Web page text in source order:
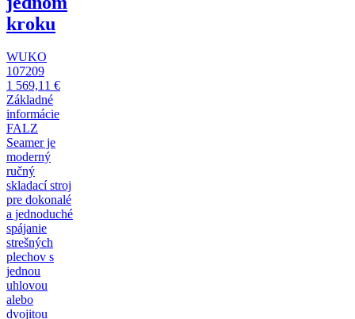
kroku
WUKO
107209
1 569,11 €
Základné
informácie
FALZ
Seamer je
moderný
ručný
skladací stroj
pre dokonalé
a jednoduché
spájanie
strešných
plechov s
jednou
uhlovou
alebo
dvojitou